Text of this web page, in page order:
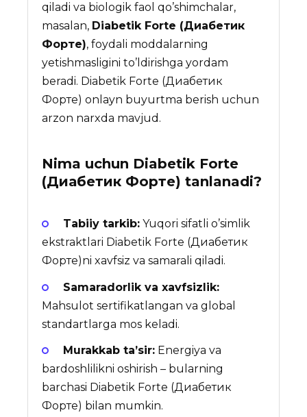
qiladi va biologik faol qo’shimchalar,
masalan, Diabetik Forte (Диабетик
Форте), foydali moddalarning
yetishmasligini to’ldirishga yordam
beradi. Diabetik Forte (Диабетик
Форте) onlayn buyurtma berish uchun
arzon narxda mavjud.
Nima uchun Diabetik Forte
(Диабетик Форте) tanlanadi?
Tabiiy tarkib: Yuqori sifatli o’simlik
ekstraktlari Diabetik Forte (Диабетик
Форте)ni xavfsiz va samarali qiladi.
Samaradorlik va xavfsizlik:
Mahsulot sertifikatlangan va global
standartlarga mos keladi.
Murakkab ta’sir: Energiya va
bardoshlilikni oshirish – bularning
barchasi Diabetik Forte (Диабетик
Форте) bilan mumkin.